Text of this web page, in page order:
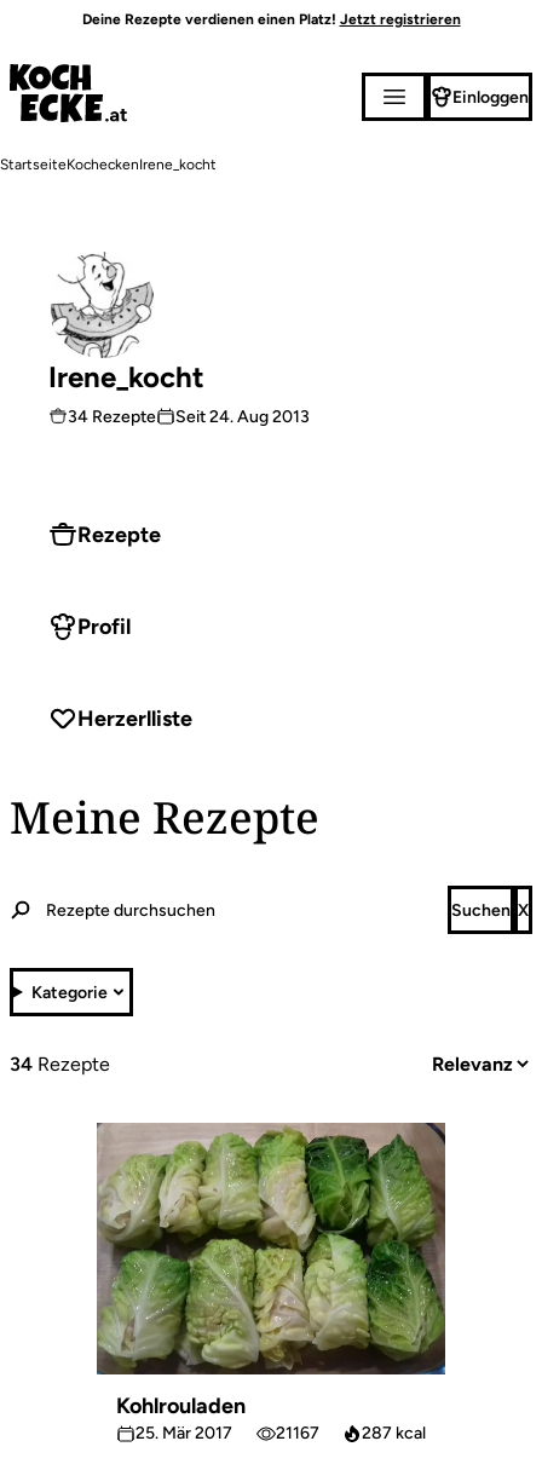
Inhalt
Deine Rezepte verdienen einen Platz! Jetzt registrieren
Einloggen
Pfadnavigation
StartseiteKocheckenIrene_kocht
Irene_kocht
34 Rezepte Seit24. Aug 2013
Rezepte
Profil
Herzerlliste
Meine Rezepte
Kategorie
34 Rezepte
Kohlrouladen
25. Mär 2017 21167 287 kcal